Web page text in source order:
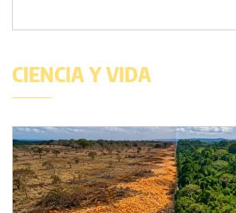
CIENCIA Y VIDA